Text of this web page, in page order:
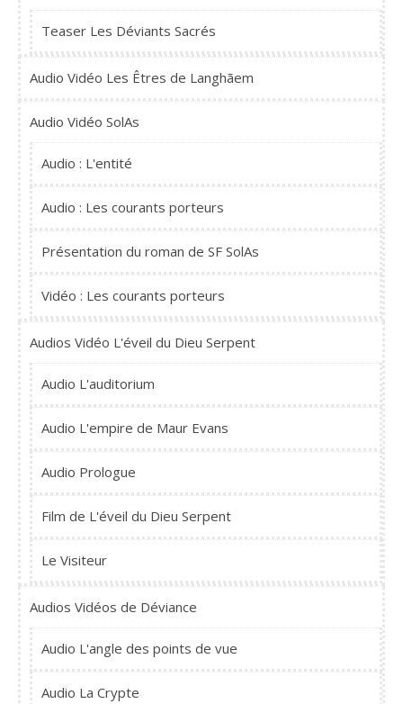
Teaser Les Déviants Sacrés
Audio Vidéo Les Êtres de Langhãem
Audio Vidéo SolAs
Audio : L'entité
Audio : Les courants porteurs
Présentation du roman de SF SolAs
Vidéo : Les courants porteurs
Audios Vidéo L'éveil du Dieu Serpent
Audio L'auditorium
Audio L'empire de Maur Evans
Audio Prologue
Film de L'éveil du Dieu Serpent
Le Visiteur
Audios Vidéos de Déviance
Audio L'angle des points de vue
Audio La Crypte